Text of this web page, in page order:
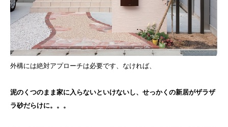
外構には絶対アプローチは必要です、なければ、
泥のくつのまま家に入らないといけないし、せっかくの新居がザラザ
ラ砂だらけに。。。